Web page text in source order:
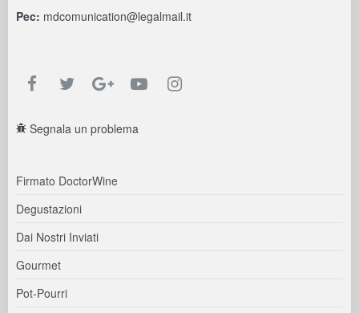
Pec: mdcomunication@legalmail.it
Segnala un problema
Firmato DoctorWine
Degustazioni
Dai Nostri Inviati
Gourmet
Pot-Pourri